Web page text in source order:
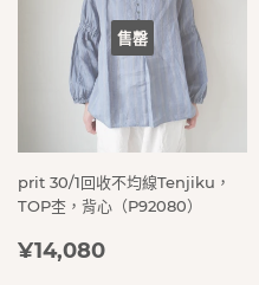
售罄
prit 30/1回收不均線Tenjiku，
TOP杢，背心（P92080）
定
¥14,080